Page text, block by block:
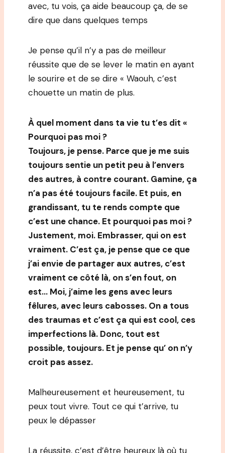
avec, tu vois, ça aide beaucoup ça, de se
dire que dans quelques temps
Je pense qu’il n’y a pas de meilleur
réussite que de se lever le matin en ayant
le sourire et de se dire « Waouh, c’est
chouette un matin de plus.
À quel moment dans ta vie tu t’es dit «
Pourquoi pas moi ?
Toujours, je pense. Parce que je me suis
toujours sentie un petit peu à l’envers
des autres, à contre courant. Gamine, ça
n’a pas été toujours facile. Et puis, en
grandissant, tu te rends compte que
c’est une chance. Et pourquoi pas moi ?
Justement, moi. Embrasser, qui on est
vraiment. C’est ça, je pense que ce que
j’ai envie de partager aux autres, c’est
vraiment ce côté là, on s’en fout, on
est… Moi, j’aime les gens avec leurs
fêlures, avec leurs cabosses. On a tous
des traumas et c’est ça qui est cool, ces
imperfections là. Donc, tout est
possible, toujours. Et je pense qu’ on n’y
croit pas assez.
Malheureusement et heureusement, tu
peux tout vivre. Tout ce qui t’arrive, tu
peux le dépasser
La réussite, c’est d’être heureux là où tu